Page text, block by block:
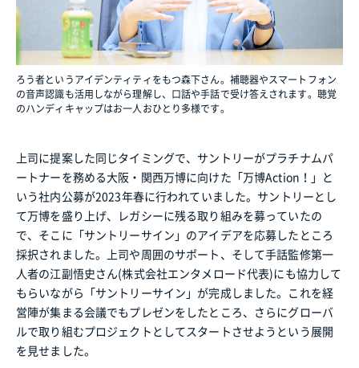
ろう者というアイデンティティをもつ森下さん。補聴器やスマートフォン
の音声認識も活用しながら理解し、口話や手話で受け答えされます。聴覚
のハンディキャップはお一人おひとり多様です。
上司に提案した同じタイミングで、サントリーがプラチナムパ
ートナーを務める大阪・関西万博に向けた「万博Action！」と
いう社内公募が2023年春に行われていました。サントリーとし
て万博を盛り上げ、レガシーに残る取り組みを募っていたの
で、そこに「サントリーサイン」のアイデアを応募したところ
採択されました。上司や周囲のサポート、そして手話監修第一
人者の江副悟史さん(株式会社エンタメロード代表)にも協力して
もらいながら「サントリーサイン」が完成しました。これを経
営陣が集まる会議でもプレゼンをしたところ、さらにグローバ
ルで取り組むプロジェクトとしてスタートさせようという展開
を見せました。